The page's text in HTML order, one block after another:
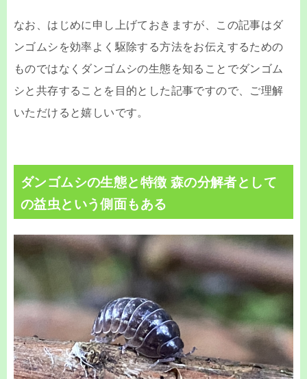
なお、はじめに申し上げておきますが、この記事はダ
ンゴムシを効率よく駆除する方法をお伝えするための
ものではなくダンゴムシの生態を知ることでダンゴム
シと共存することを目的とした記事ですので、ご理解
いただけると嬉しいです。
ダンゴムシの生態と特徴 森の分解者として
の益虫という側面もある